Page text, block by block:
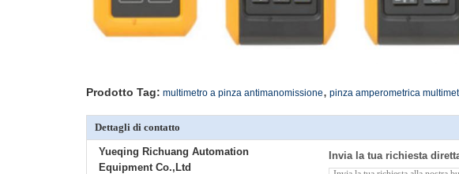
Prodotto Tag: multimetro a pinza antimanomissione, pinza amperometrica
Dettagli di contatto
Yueqing Richuang Automation
Equipment Co.,Ltd
Invia la tua richiesta